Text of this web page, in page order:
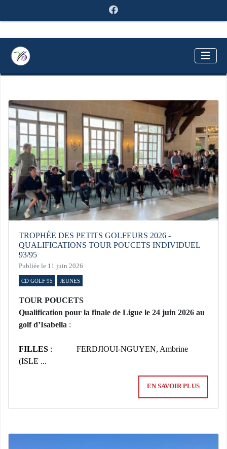
TROPHÉE DES PETITS GOLFEURS 2026 -
QUALIFICATIONS TOUR POUCETS INDIVIDUEL
93/95
Publiée le 11 juin 2026
CD GOLF 95 JEUNES
TOUR POUCETS
Qualification pour la finale de Ligue le 24 juin 2026 au
golf d’Isabella :
FILLES : FERDJIOUI-NGUYEN, Ambrine
(ISLE ...
EN SAVOIR PLUS